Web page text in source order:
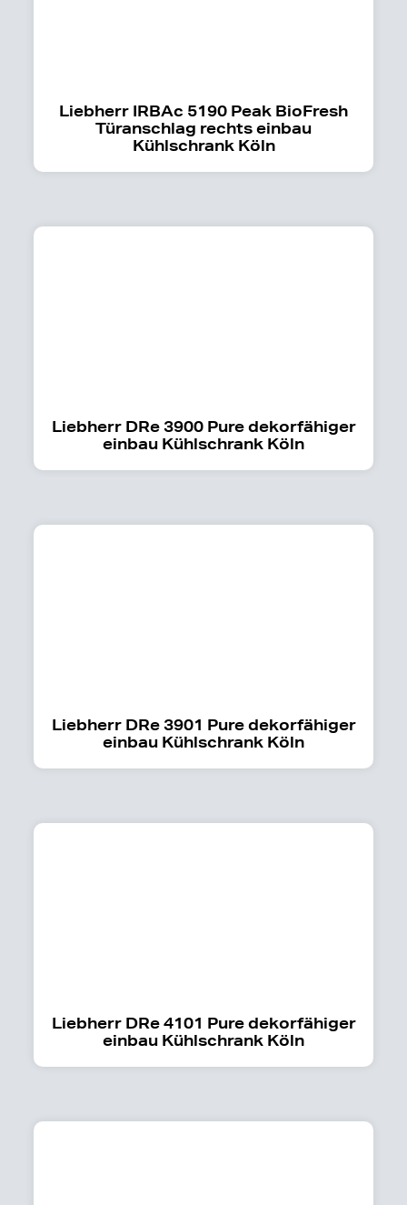
Liebherr IRBAc 5190 Peak BioFresh
Türanschlag rechts einbau
Kühlschrank Köln
Liebherr DRe 3900 Pure dekorfähiger
einbau Kühlschrank Köln
Liebherr DRe 3901 Pure dekorfähiger
einbau Kühlschrank Köln
Liebherr DRe 4101 Pure dekorfähiger
einbau Kühlschrank Köln